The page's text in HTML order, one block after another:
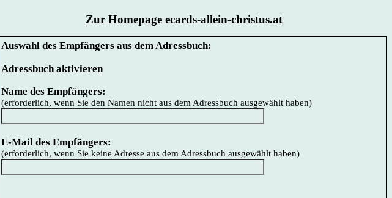
Zur Homepage ecards-allein-christus.at
Auswahl des Empfängers aus dem Adressbuch:
Adressbuch aktivieren
Name des Empfängers:
(erforderlich, wenn Sie den Namen nicht aus dem Adressbuch ausgewählt haben)
E-Mail des Empfängers:
(erforderlich, wenn Sie keine Adresse aus dem Adressbuch ausgewählt haben)